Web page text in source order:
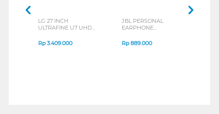
LG 27 INCH
ULTRAFINE U7 UHD
B_G3
Rp3.409.000
JBL PERSONAL
EARPHONE
SERIES
Rp889.000